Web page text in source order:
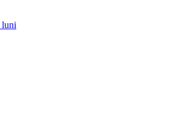
luni